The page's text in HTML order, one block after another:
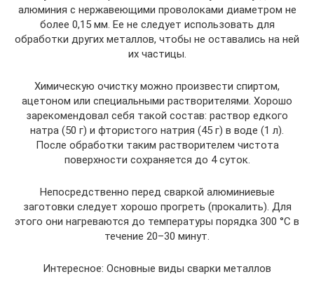
алюминия с нержавеющими проволоками диаметром не
более 0,15 мм. Ее не следует использовать для
обработки других металлов, чтобы не оставались на ней
их частицы.
Химическую очистку можно произвести спиртом,
ацетоном или специальными растворителями. Хорошо
зарекомендовал себя такой состав: раствор едкого
натра (50 г) и фтористого натрия (45 г) в воде (1 л).
После обработки таким растворителем чистота
поверхности сохраняется до 4 суток.
Непосредственно перед сваркой алюминиевые
заготовки следует хорошо прогреть (прокалить). Для
этого они нагреваются до температуры порядка 300 °С в
течение 20–30 минут.
Интересное: Основные виды сварки металлов